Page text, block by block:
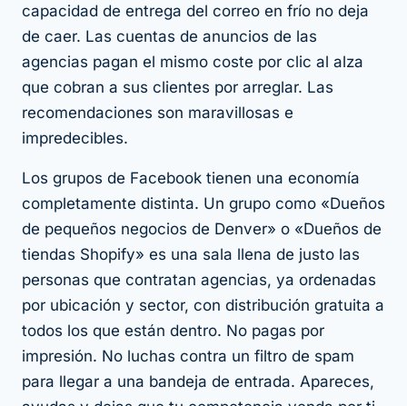
capacidad de entrega del correo en frío no deja
de caer. Las cuentas de anuncios de las
agencias pagan el mismo coste por clic al alza
que cobran a sus clientes por arreglar. Las
recomendaciones son maravillosas e
impredecibles.
Los grupos de Facebook tienen una economía
completamente distinta. Un grupo como «Dueños
de pequeños negocios de Denver» o «Dueños de
tiendas Shopify» es una sala llena de justo las
personas que contratan agencias, ya ordenadas
por ubicación y sector, con distribución gratuita a
todos los que están dentro. No pagas por
impresión. No luchas contra un filtro de spam
para llegar a una bandeja de entrada. Apareces,